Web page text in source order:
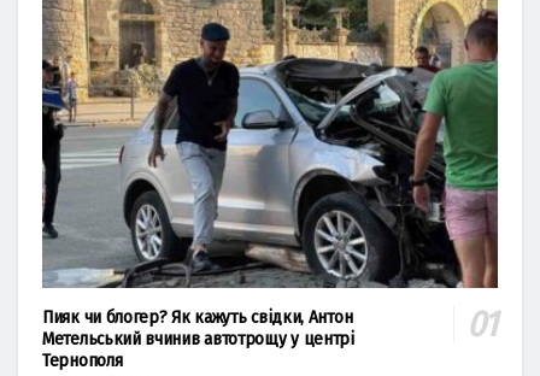
Пияк чи блогер? Як кажуть свідки, Антон
Метельський вчинив автотрощу у центрі
Тернополя